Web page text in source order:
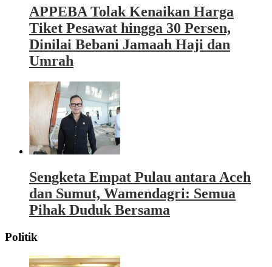
APPEBA Tolak Kenaikan Harga
Tiket Pesawat hingga 30 Persen,
Dinilai Bebani Jamaah Haji dan
Umrah
Sengketa Empat Pulau antara Aceh
dan Sumut, Wamendagri: Semua
Pihak Duduk Bersama
Politik